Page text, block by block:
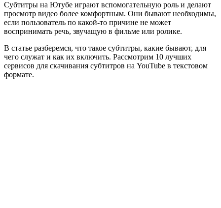
Субтитры на Ютубе играют вспомогательную роль и делают
просмотр видео более комфортным. Они бывают необходимы,
если пользователь по какой-то причине не может
воспринимать речь, звучащую в фильме или ролике.
В статье разберемся, что такое субтитры, какие бывают, для
чего служат и как их включить. Рассмотрим 10 лучших
сервисов для скачивания субтитров на YouTube в текстовом
формате.